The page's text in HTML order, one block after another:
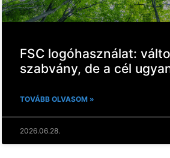
FSC logóhasználat:
szabvány, de a cél
TOVÁBB OLVASOM »
2026.06.28.